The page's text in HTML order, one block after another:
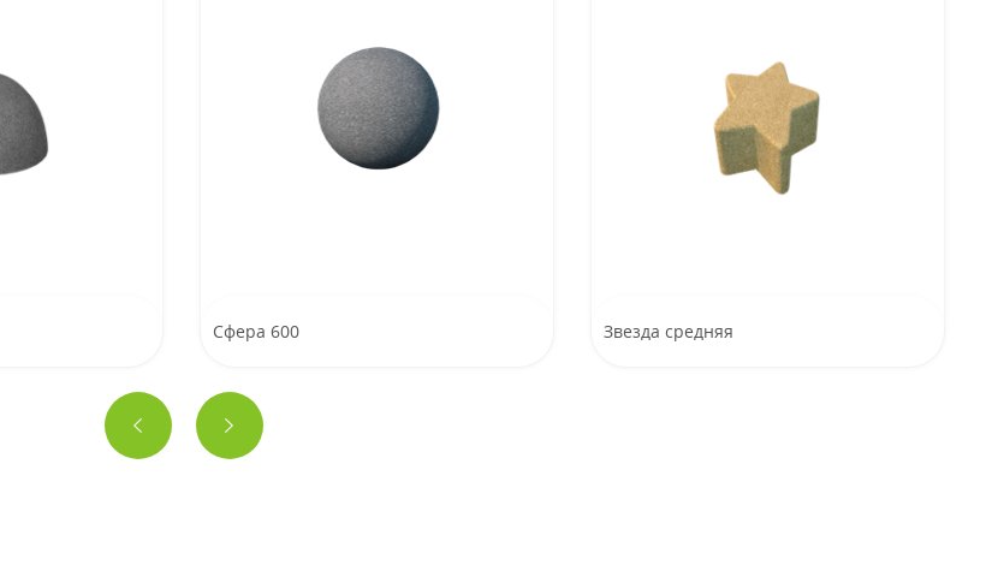
Сфера 600 Звезда средняя